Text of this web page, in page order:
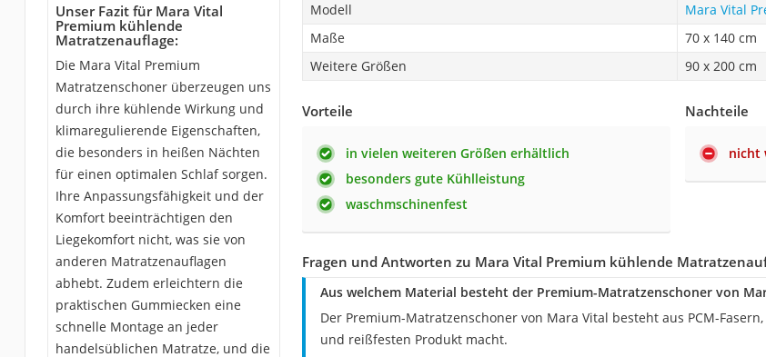
Unser Fazit für Mara Vital
Premium kühlende
Matratzenauflage:
Die Mara Vital Premium
Matratzenschoner überzeugen uns
durch ihre kühlende Wirkung und
klimaregulierende Eigenschaften,
die besonders in heißen Nächten
für einen optimalen Schlaf sorgen.
Ihre Anpassungsfähigkeit und der
Komfort beeinträchtigen den
Liegekomfort nicht, was sie von
anderen Matratzenauflagen
abhebt. Zudem erleichtern die
praktischen Gummiecken eine
schnelle Montage an jeder
handelsüblichen Matratze, und die
Modell
Mara Vital
Maße
70 x 140 cm
Weitere Größen
90 x 200 cm
Vorteile
in vielen weiteren Größen erhältlich
besonders gute Kühlleistung
waschmschinenfest
Nachteile
nicht
Fragen und Antworten zu Mara Vital Premium kühlende
Aus welchem Material besteht der Premium-Matratzenschoner von
Der Premium-Matratzenschoner von Mara Vital besteht aus PCM-
und reißfesten Produkt macht.